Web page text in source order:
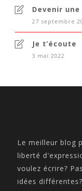
Devenir
27 septembre
Je t’écoute
3 mai 2022
Le meilleur blog
liberté
voulez écrire?
idées